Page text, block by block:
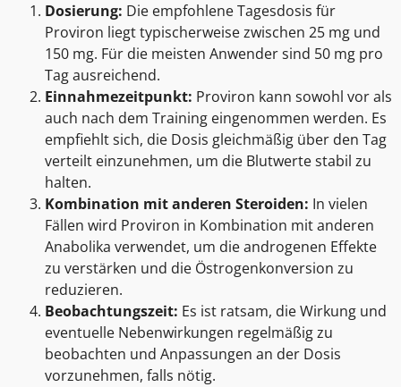
Dosierung: Die empfohlene Tagesdosis für
Proviron liegt typischerweise zwischen 25 mg und
150 mg. Für die meisten Anwender sind 50 mg pro
Tag ausreichend.
Einnahmezeitpunkt: Proviron kann sowohl vor als
auch nach dem Training eingenommen werden. Es
empfiehlt sich, die Dosis gleichmäßig über den Tag
verteilt einzunehmen, um die Blutwerte stabil zu
halten.
Kombination mit anderen Steroiden: In vielen
Fällen wird Proviron in Kombination mit anderen
Anabolika verwendet, um die androgenen Effekte
zu verstärken und die Östrogenkonversion zu
reduzieren.
Beobachtungszeit: Es ist ratsam, die Wirkung und
eventuelle Nebenwirkungen regelmäßig zu
beobachten und Anpassungen an der Dosis
vorzunehmen, falls nötig.